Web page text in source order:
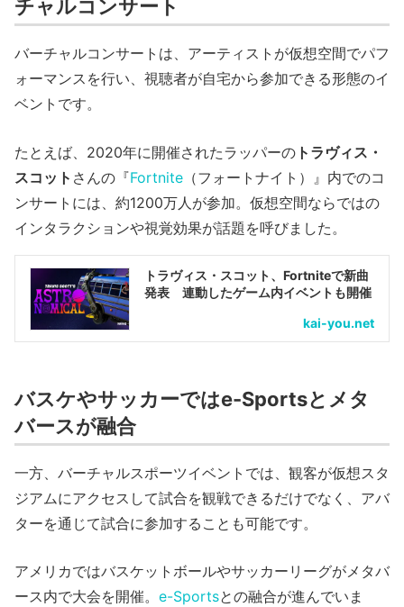
チャルコンサート
バーチャルコンサートは、アーティストが仮想空間でパフ
ォーマンスを行い、視聴者が自宅から参加できる形態のイ
ベントです。
たとえば、2020年に開催されたラッパーの トラヴィス・
スコット さんの『Fortnite （フォートナイト）』内でのコ
ンサートには、約1200万人が参加。仮想空間ならではの
インタラクションや視覚効果が話題を呼びました。
トラヴィス・スコット、Fortniteで新曲
発表 連動したゲーム内イベントも開催
kai-you.net
バスケやサッカーではe-Sportsとメタ
バースが融合
一方、バーチャルスポーツイベントでは、観客が仮想スタ
ジアムにアクセスして試合を観戦できるだけでなく、アバ
ターを通じて試合に参加することも可能です。
アメリカではバスケットボールやサッカーリーグがメタバ
ース内で大会を開催。 e-Sportsとの融合が進んでいま